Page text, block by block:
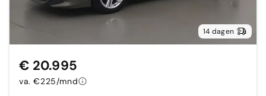
14 dagen
€ 20.995
va. €225/mnd